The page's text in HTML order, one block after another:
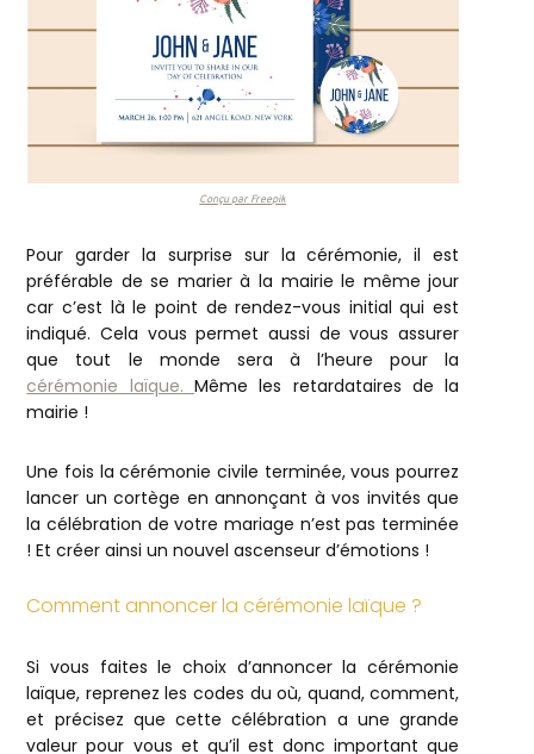
Conçu par Freepik
Pour garder la surprise sur la cérémonie, il est
préférable de se marier à la mairie le même jour
car c’est là le point de rendez-vous initial qui est
indiqué. Cela vous permet aussi de vous assurer
que tout le monde sera à l’heure pour la
cérémonie laïque. Même les retardataires de la
mairie !
Une fois la cérémonie civile terminée, vous pourrez
lancer un cortège en annonçant à vos invités que
la célébration de votre mariage n’est pas terminée
! Et créer ainsi un nouvel ascenseur d’émotions !
Comment annoncer la cérémonie laïque ?
Si vous faites le choix d’annoncer la cérémonie
laïque, reprenez les codes du où, quand, comment,
et précisez que cette célébration a une grande
valeur pour vous et qu’il est donc important que